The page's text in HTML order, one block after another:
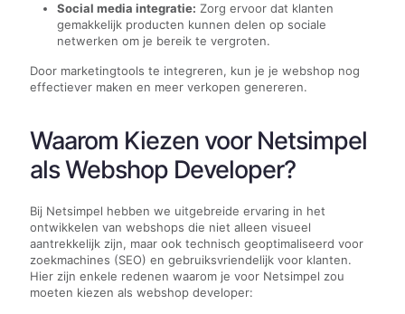
Social media integratie: Zorg ervoor dat klanten
gemakkelijk producten kunnen delen op sociale
netwerken om je bereik te vergroten.
Door marketingtools te integreren, kun je je webshop nog
effectiever maken en meer verkopen genereren.
Waarom Kiezen voor Netsimpel
als Webshop Developer?
Bij Netsimpel hebben we uitgebreide ervaring in het
ontwikkelen van webshops die niet alleen visueel
aantrekkelijk zijn, maar ook technisch geoptimaliseerd voor
zoekmachines (SEO) en gebruiksvriendelijk voor klanten.
Hier zijn enkele redenen waarom je voor Netsimpel zou
moeten kiezen als webshop developer: